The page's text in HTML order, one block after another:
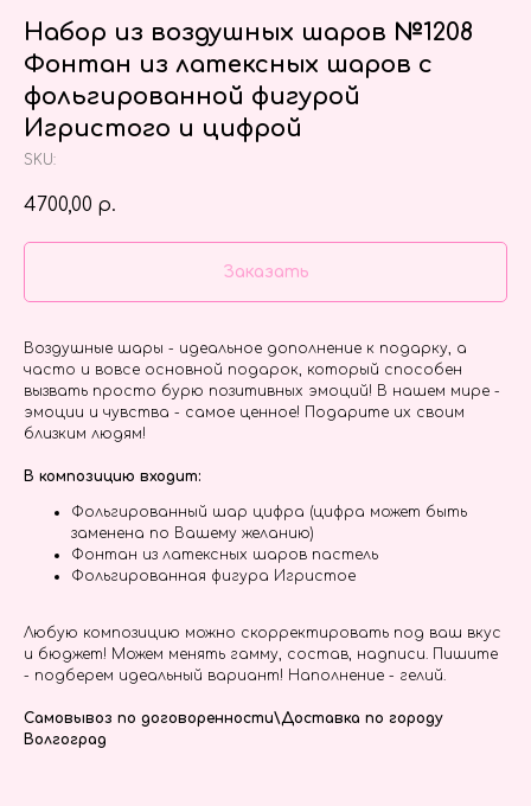
Набор из воздушных шаров №1208
Фонтан из латексных шаров с
фольгированной фигурой
Игристого и цифрой
SKU:
4700,00 р.
Заказать
Воздушные шары - идеальное дополнение к подарку, а
часто и вовсе основной подарок, который способен
вызвать просто бурю позитивных эмоций! В нашем мире -
эмоции и чувства - самое ценное! Подарите их своим
близким людям!
В композицию входит:
Фольгированный шар цифра (цифра может быть
заменена по Вашему желанию)
Фонтан из латексных шаров пастель
Фольгированная фигура Игристое
Любую композицию можно скорректировать под ваш вкус
и бюджет! Можем менять гамму, состав, надписи. Пишите
- подберем идеальный вариант! Наполнение - гелий.
Самовывоз по договоренности\Доставка по городу
Волгоград